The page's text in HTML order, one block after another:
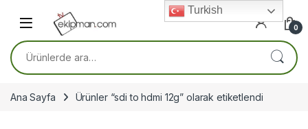
0
Ara:
Ana Sayfa Ürünler “sdi to hdmi 12g” olarak etiketlendi
Turkish